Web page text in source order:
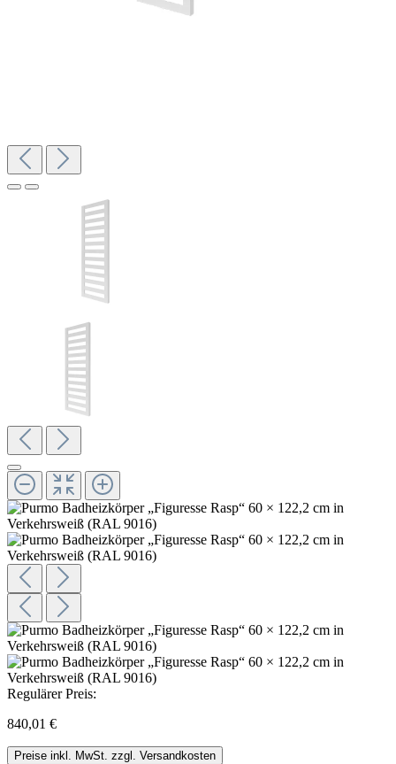
Regulärer Preis:
840,01 €
Preise inkl. MwSt. zzgl. Versandkosten